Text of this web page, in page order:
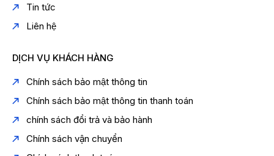
Tin tức
Liên hệ
DỊCH VỤ KHÁCH HÀNG
Chính sách bảo mật thông tin
Chính sách bảo mật thông tin thanh toán
chính sách đổi trả và bảo hành
Chính sách vận chuyển